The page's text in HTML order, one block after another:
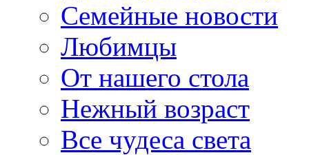
Семейные новости
Любимцы
От нашего стола
Нежный возраст
Все чудеса света